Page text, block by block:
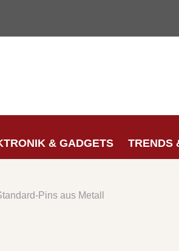
& GADGETS TRENDS
Pins aus Metall